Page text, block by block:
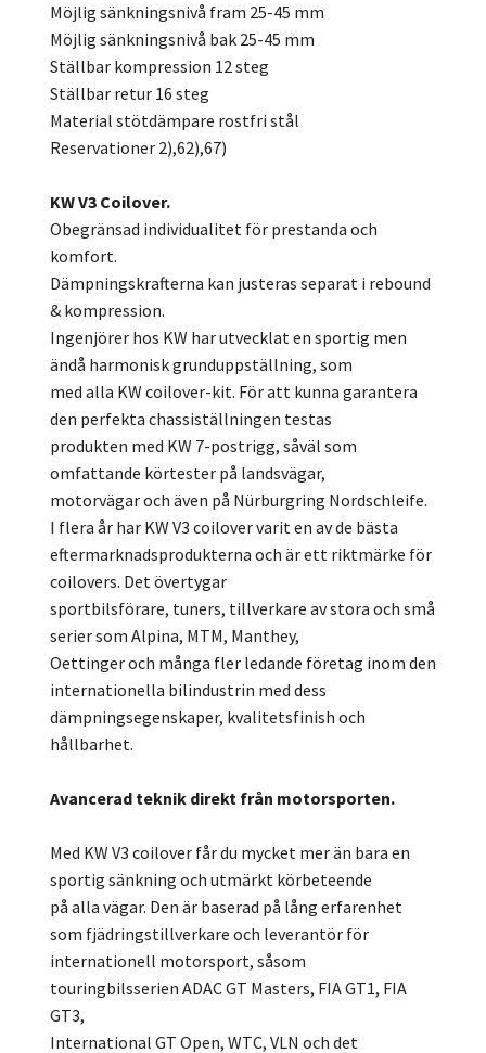
Möjlig sänkningsnivå fram 25-45 mm
Möjlig sänkningsnivå bak 25-45 mm
Ställbar kompression 12 steg
Ställbar retur 16 steg
Material stötdämpare rostfri stål
Reservationer 2),62),67)
KW V3 Coilover.
Obegränsad individualitet för prestanda och
komfort.
Dämpningskrafterna kan justeras separat i rebound
& kompression.
Ingenjörer hos KW har utvecklat en sportig men
ändå harmonisk grunduppställning, som
med alla KW coilover-kit. För att kunna garantera
den perfekta chassiställningen testas
produkten med KW 7-postrigg, såväl som
omfattande körtester på landsvägar,
motorvägar och även på Nürburgring Nordschleife.
I flera år har KW V3 coilover varit en av de bästa
eftermarknadsprodukterna och är ett riktmärke för
coilovers. Det övertygar
sportbilsförare, tuners, tillverkare av stora och små
serier som Alpina, MTM, Manthey,
Oettinger och många fler ledande företag inom den
internationella bilindustrin med dess
dämpningsegenskaper, kvalitetsfinish och
hållbarhet.
Avancerad teknik direkt från motorsporten.
Med KW V3 coilover får du mycket mer än bara en
sportig sänkning och utmärkt körbeteende
på alla vägar. Den är baserad på lång erfarenhet
som fjädringstillverkare och leverantör för
internationell motorsport, såsom
touringbilsserien ADAC GT Masters, FIA GT1, FIA
GT3,
International GT Open, WTC, VLN och det